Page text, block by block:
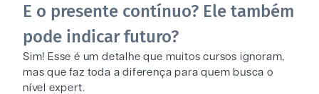
E o presente contínuo? Ele também
pode indicar futuro?
Sim! Esse é um detalhe que muitos cursos ignoram,
mas que faz toda a diferença para quem busca o
nível expert.